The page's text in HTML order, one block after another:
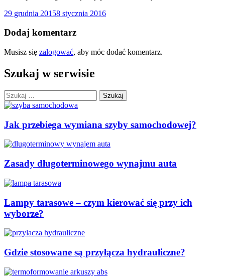
29 grudnia 20158 stycznia 2016
Dodaj komentarz
Musisz się zalogować, aby móc dodać komentarz.
Szukaj w serwisie
Szukaj:
Jak przebiega wymiana szyby samochodowej?
Zasady długoterminowego wynajmu auta
Lampy tarasowe – czym kierować się przy ich
wyborze?
Gdzie stosowane są przyłącza hydrauliczne?